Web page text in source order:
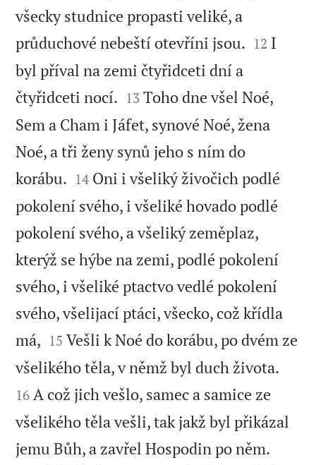
všecky studnice propasti veliké, a
průduchové nebeští otevříni jsou. 

12 I
byl příval na zemi čtyřidceti dní a
čtyřidceti nocí. 

13 Toho dne všel Noé,
Sem a Cham i Jáfet, synové Noé, žena
Noé, a tři ženy synů jeho s ním do
korábu. 

14 Oni i všeliký živočich podlé
pokolení svého, i všeliké hovado podlé
pokolení svého, a všeliký zeměplaz,
kterýž se hýbe na zemi, podlé pokolení
svého, i všeliké ptactvo vedlé pokolení
svého, všelijací ptáci, všecko, což křídla
má, 

15 Vešli k Noé do korábu, po dvém ze
všelikého těla, v němž byl duch života.
16 A což jich vešlo, samec a samice ze
všelikého těla vešli, tak jakž byl přikázal
jemu Bůh, a zavřel Hospodin po něm.